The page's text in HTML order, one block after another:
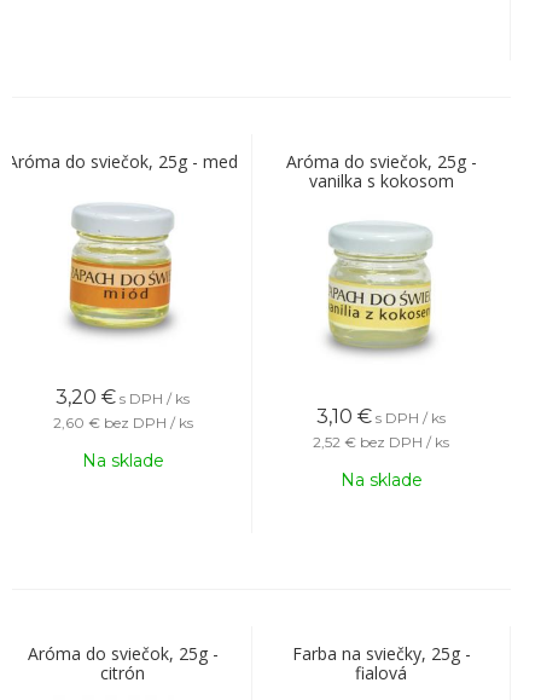
Aróma do sviečok, 25g - med
3,20 € s DPH / ks
2,60 € bez DPH / ks
Na sklade
Aróma do sviečok, 25g -
vanilka s kokosom
3,10 € s DPH / ks
2,52 € bez DPH / ks
Na sklade
Aróma do sviečok, 25g -
citrón
Farba na sviečky, 25g -
fialová